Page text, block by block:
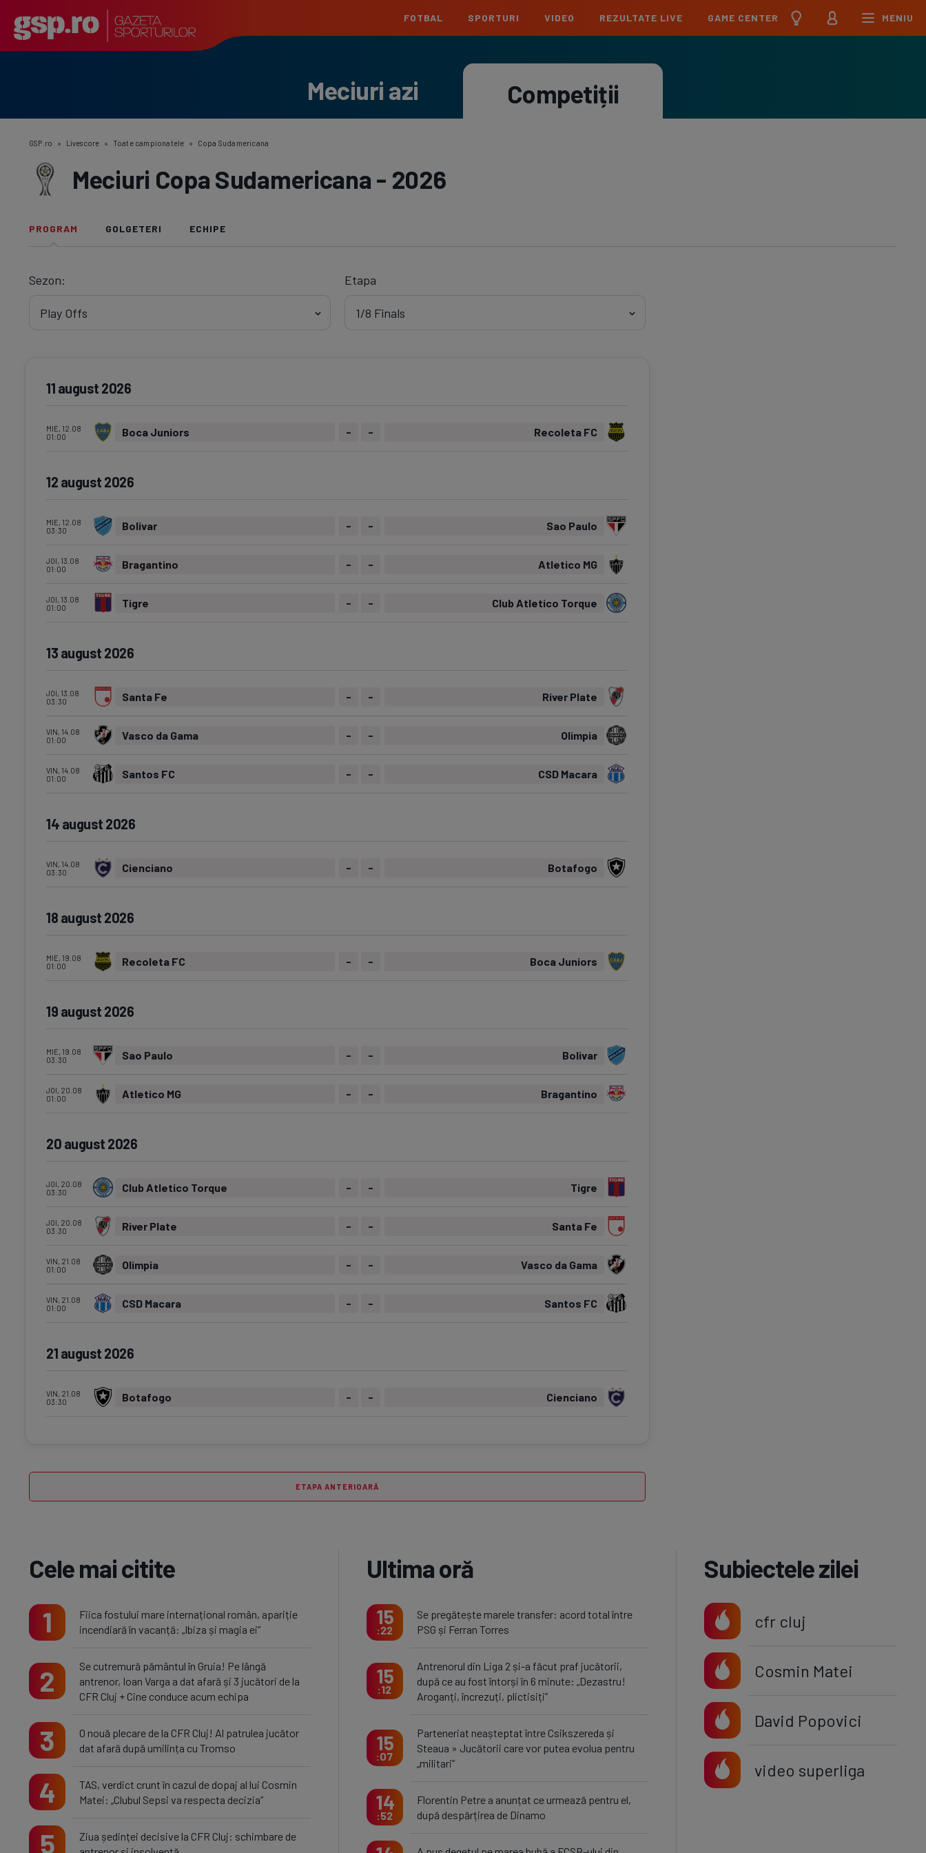
FOTBAL
Clasament
Liga 2
Echipe
Echipe
Europa League U21
Pariuri sportive
SPORTURI VIDEO REZULTATE LIVE GAME CENTER MENIU
Meciuri azi Competiții
GSP.ro » Livescore » Toate campionatele » Copa Sudamericana
Meciuri Copa Sudamericana - 2026
PROGRAM GOLGETERI ECHIPE
Sezon: Etapa
11 august 2026
MIE, 12.08
01:00
Boca Juniors - Recoleta FC
-
12 august 2026
MIE, 12.08
03:30
Bolivar - Sao Paulo
-
JOI, 13.08
01:00
Bragantino - Atletico MG
-
JOI, 13.08
01:00
Tigre - Club Atletico Torque
-
13 august 2026
JOI, 13.08
03:30
Santa Fe - River Plate
-
VIN, 14.08
01:00
Vasco da Gama - Olimpia
-
VIN, 14.08
01:00
Santos FC - CSD Macara
-
14 august 2026
VIN, 14.08
03:30
Cienciano - Botafogo
-
18 august 2026
MIE, 19.08
01:00
Recoleta FC - Boca Juniors
-
19 august 2026
MIE, 19.08
03:30
Sao Paulo - Bolivar
-
JOI, 20.08
01:00
Atletico MG - Bragantino
-
20 august 2026
JOI, 20.08
03:30
Club Atletico Torque - Tigre
-
JOI, 20.08
03:30
River Plate - Santa Fe
-
VIN, 21.08
01:00
Olimpia - Vasco da Gama
-
VIN, 21.08
01:00
CSD Macara - Santos FC
-
21 august 2026
VIN, 21.08
03:30
Botafogo - Cienciano
-
ETAPA ANTERIOARĂ
Cele mai citite
1
Fiica fostului mare internațional român, apariție
incendiară în vacanță: „Ibiza și magia ei”
2
Se cutremură pământul în Gruia! Pe lângă
antrenor, Ioan Varga a dat afară și 3 jucători de la
CFR Cluj + Cine conduce acum echipa
3
O nouă plecare de la CFR Cluj! Al patrulea jucător
dat afară după umilința cu Tromso
4
TAS, verdict crunt în cazul de dopaj al lui Cosmin
Matei: „Clubul Sepsi va respecta decizia”
5
Ziua ședinței decisive la CFR Cluj: schimbare de
Ultima oră
15
22
Se pregătește marele transfer: acord total între
PSG și Ferran Torres
15
12
Antrenorul din Liga 2 și-a făcut praf jucătorii,
după ce au fost întorși în 6 minute: „Dezastru!
Aroganți, încrezuți, plictisiți”
15
07
Parteneriat neașteptat între Csikszereda și
Steaua » Jucătorii care vor putea evolua pentru
„militari”
14
52
Florentin Petre a anunțat ce urmează pentru el,
după despărțirea de Dinamo
Subiectele zilei
cfr cluj
Cosmin Matei
David Popovici
video superliga